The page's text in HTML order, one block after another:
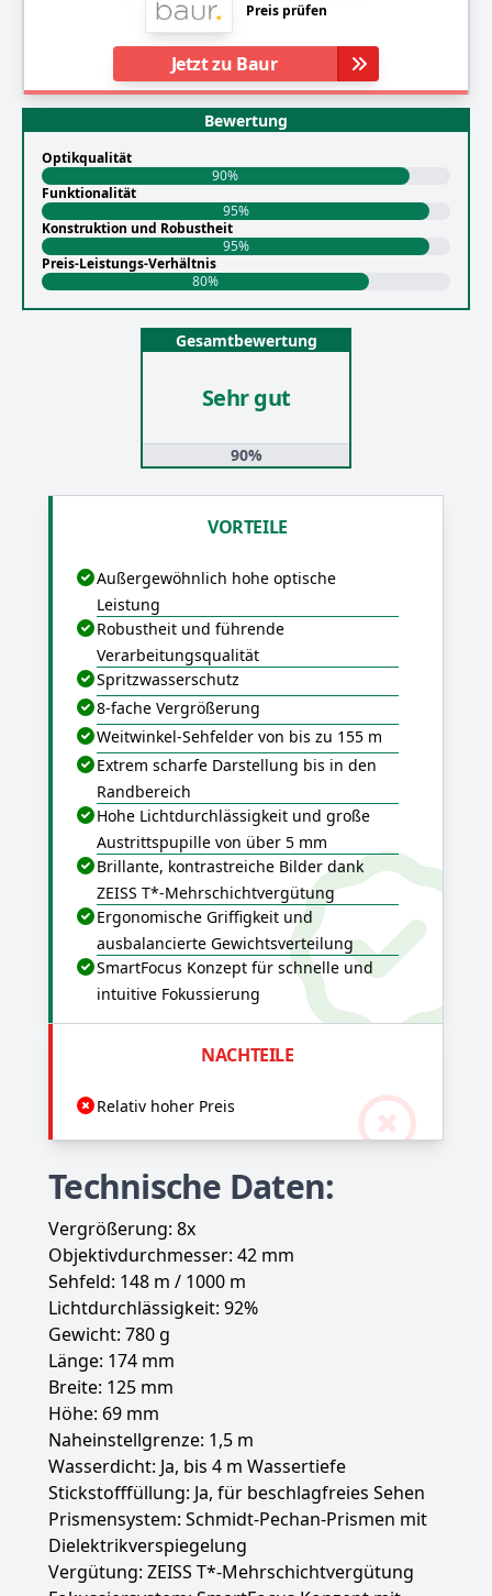
Preis prüfen
Jetzt zu Baur
Bewertung
Optikqualität
90%
Funktionalität
95%
Konstruktion und Robustheit
95%
Preis-Leistungs-Verhältnis
80%
Gesamtbewertung
Sehr gut
90%
VORTEILE
Außergewöhnlich hohe optische
Leistung
Robustheit und führende
Verarbeitungsqualität
Spritzwasserschutz
8-fache Vergrößerung
Weitwinkel-Sehfelder von bis zu 155 m
Extrem scharfe Darstellung bis in den
Randbereich
Hohe Lichtdurchlässigkeit und große
Austrittspupille von über 5 mm
Brillante, kontrastreiche Bilder dank
ZEISS T*-Mehrschichtvergütung
Ergonomische Griffigkeit und
ausbalancierte Gewichtsverteilung
SmartFocus Konzept für schnelle und
intuitive Fokussierung
NACHTEILE
Relativ hoher Preis
Technische Daten:
Vergrößerung: 8x
Objektivdurchmesser: 42 mm
Sehfeld: 148 m / 1000 m
Lichtdurchlässigkeit: 92%
Gewicht: 780 g
Länge: 174 mm
Breite: 125 mm
Höhe: 69 mm
Naheinstellgrenze: 1,5 m
Wasserdicht: Ja, bis 4 m Wassertiefe
Stickstofffüllung: Ja, für beschlagfreies Sehen
Prismensystem: Schmidt-Pechan-Prismen mit
Dielektrikverspiegelung
Vergütung: ZEISS T*-Mehrschichtvergütung